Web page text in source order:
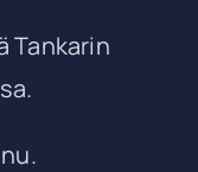
Tankarin